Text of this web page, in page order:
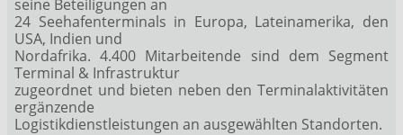
seine Beteiligungen an
24 Seehafenterminals in Europa, Lateinamerika, den
USA, Indien und
Nordafrika. 4.400 Mitarbeitende sind dem Segment
Terminal & Infrastruktur
zugeordnet und bieten neben den Terminalaktivitäten
ergänzende
Logistikdienstleistungen an ausgewählten Standorten.